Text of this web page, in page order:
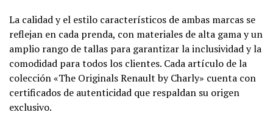
La calidad y el estilo característicos de ambas marcas se
reflejan en cada prenda, con materiales de alta gama y un
amplio rango de tallas para garantizar la inclusividad y la
comodidad para todos los clientes. Cada artículo de la
colección «The Originals Renault by Charly» cuenta con
certificados de autenticidad que respaldan su origen
exclusivo.